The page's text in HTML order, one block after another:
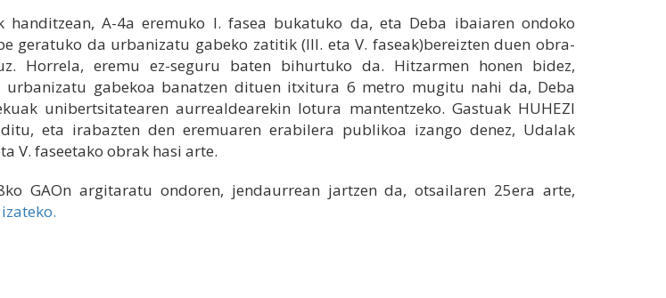
handitzean, A-4a eremuko I. fasea bukatuko da, eta Deba ibaiaren ondoko
geratuko da urbanizatu gabeko zatitik (III. eta V. faseak)bereizten duen obra-
Horrela, eremu ez-seguru baten bihurtuko da. Hitzarmen honen bidez,
urbanizatu gabekoa banatzen dituen itxitura 6 metro mugitu nahi da, Deba
unibertsitatearen aurrealdearekin lotura mantentzeko. Gastuak HUHEZI
eta irabazten den eremuaren erabilera publikoa izango denez, Udalak
V. faseetako obrak hasi arte.
GAOn argitaratu ondoren, jendaurrean jartzen da, otsailaren 25era arte,